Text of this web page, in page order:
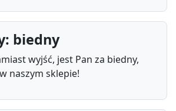
biedny
wyjść, jest Pan za biedny,
naszym sklepie!